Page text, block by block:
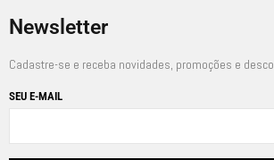
Newsletter
Cadastre-se e receba novidades, promoções e
SEU E-MAIL